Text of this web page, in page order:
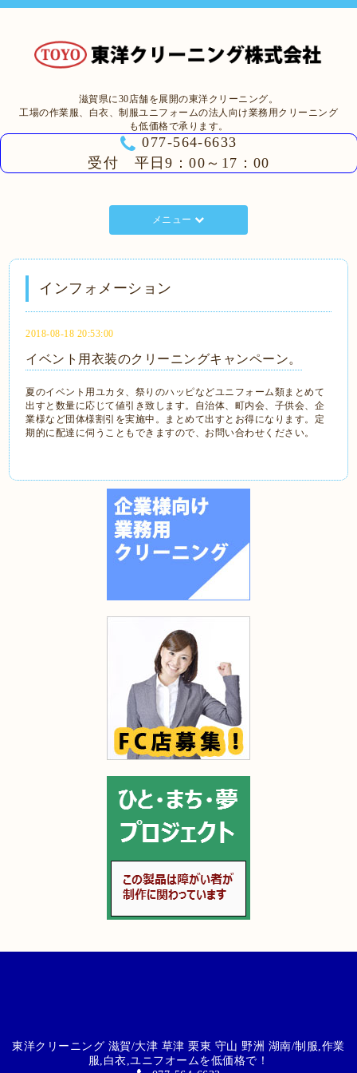
滋賀県に30店舗を展開の東洋クリーニング。
工場の作業服、白衣、制服ユニフォームの法人向け業務用クリーニング
も低価格で承ります。
077-564-6633
受付 平日9：00～17：00
メニュー
インフォメーション
2018-08-18 20:53:00
イベント用衣装のクリーニングキャンペーン。
夏のイベント用ユカタ、祭りのハッピなどユニフォーム類まとめて
出すと数量に応じて値引き致します。自治体、町内会、子供会、企
業様など団体様割引を実施中。まとめて出すとお得になります。定
期的に配達に伺うこともできますので、お問い合わせください。
東洋クリーニング 滋賀/大津 草津 栗東 守山 野洲 湖南/制服,作業
服,白衣,ユニフオームを低価格で！